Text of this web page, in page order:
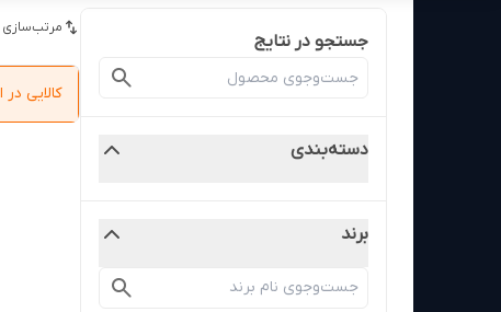
جستجو در نتایج
دسته‌بندی
برند
کالایی